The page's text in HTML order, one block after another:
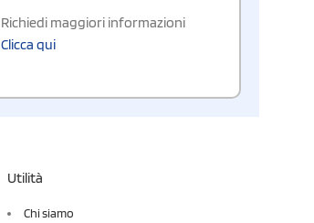
Richiedi maggiori informazioni
Clicca qui
Utilità
Chi siamo